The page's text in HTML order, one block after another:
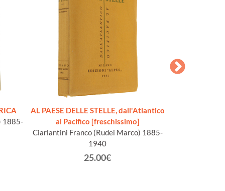
1885-
AL PAESE DELLE STELLE, dall'Atlantico
al Pacifico [freschissimo]
Ciarlantini Franco (Rudei Marco) 1885-
1940
25.00€